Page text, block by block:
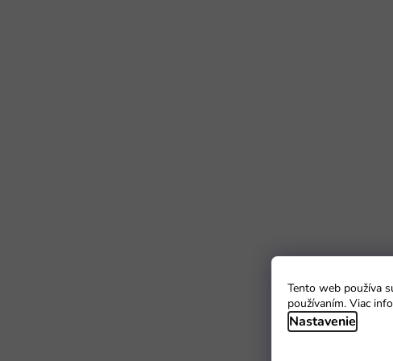
Tento web používa
používaním. Viac
Nastavenie